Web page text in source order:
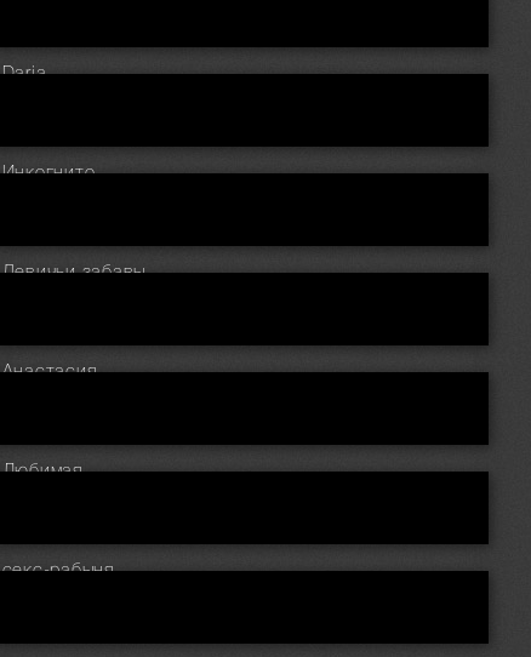
Daria
Инкогнито
Девичьи забавы
Анастасия
Любимая
секс-рабыня